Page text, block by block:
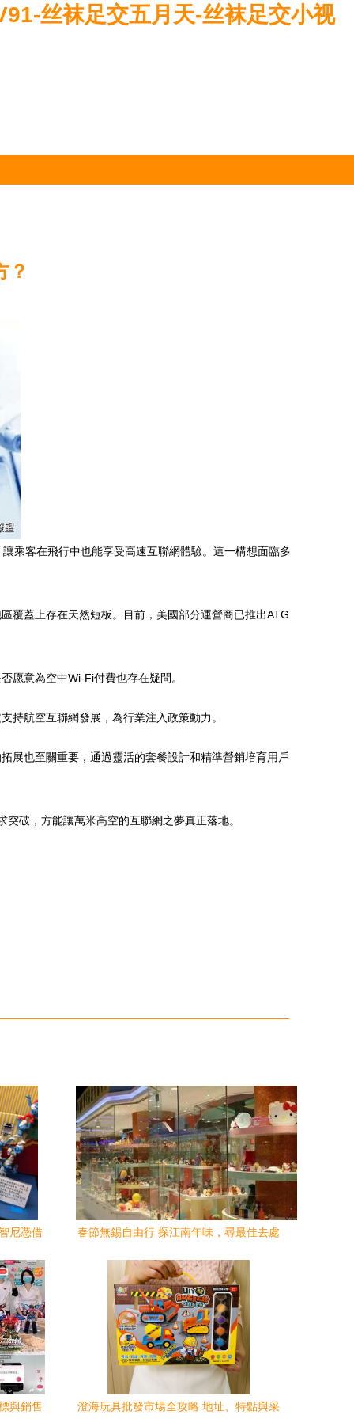
丝袜足交五月天-丝袜足交小视
？
乘客在飛行中也能享受高速互聯網體驗。這一構想面臨多
覆蓋上存在天然短板。目前，美國部分運營商已推出ATG
愿意為空中Wi-Fi付費也存在疑問。
持航空互聯網發展，為行業注入政策動力。
也至關重要，通過靈活的套餐設計和精準營銷培育用戶
破，方能讓萬米高空的互聯網之夢真正落地。
尼憑借
春節無錫自由行 探江南年味，尋最佳去處
與銷售
澄海玩具批發市場全攻略 地址、特點與采